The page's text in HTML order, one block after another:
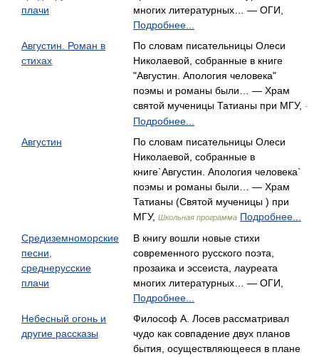
плачи
многих литературных… — ОГИ,
Подробнее...
Августин. Роман в
стихах
По словам писательницы Олеси
Николаевой, собранные в книге
"Августин. Апология человека"
поэмы и романы были… — Храм
святой мученицы Татианы при МГУ, -
Подробнее...
Августин
По словам писательницы Олеси
Николаевой, собранные в
книге`Августин. Апология человека`
поэмы и романы были… — Храм
Татианы (Святой мученицы ) при
МГУ, Школьная программа Подробнее...
Средиземноморские
песни,
среднерусские
плачи
В книгу вошли новые стихи
современного русского поэта,
прозаика и эссеиста, лауреата
многих литературных… — ОГИ,
Подробнее...
Небесный огонь и
другие рассказы
Философ А. Лосев рассматривал
чудо как совпадение двух планов
бытия, осуществляющееся в плане